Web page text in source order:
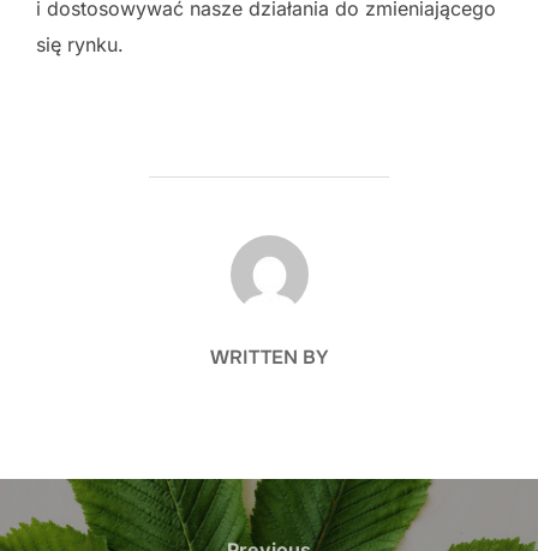
i dostosowywać nasze działania do zmieniającego
się rynku.
POST AUTHOR
WRITTEN BY
Nawigacja